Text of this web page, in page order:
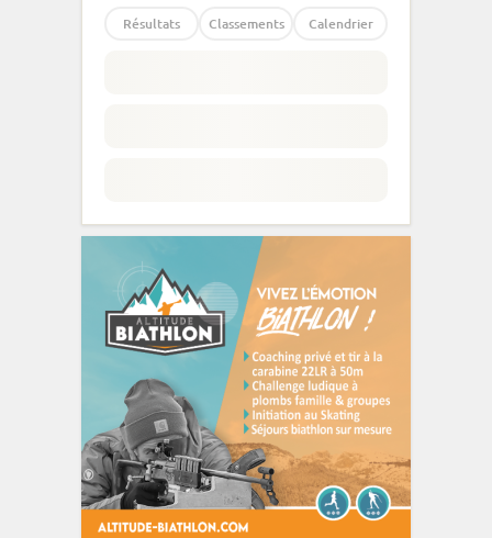
Résultats Classements Calendrier